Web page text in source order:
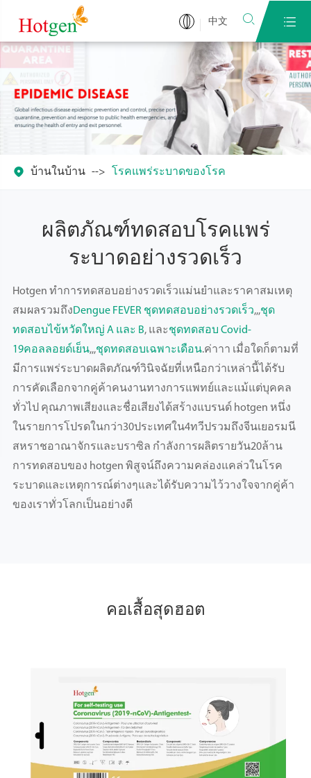
中文  
 บ้านในบ้าน โรคแพร่ระบาดของโรค
ผลิตภัณฑ์ทดสอบโรคแพร่
ระบาดอย่างรวดเร็ว
Hotgen ทำการทดสอบอย่างรวดเร็วแม่นยำและราคาสมเหตุ
สมผลรวมถึงDengue FEVER ชุดทดสอบอย่างรวดเร็ว,,,ชุด
ทดสอบไข้หวัดใหญ่ A และ B, และชุดทดสอบ Covid-
19คอลลอยด์เย็น,,,ชุดทดสอบเฉพาะเดือน.ค่าาา เมื่อใดก็ตามที่
มีการแพร่ระบาดผลิตภัณฑ์วินิจฉัยที่เหนือกว่าเหล่านี้ได้รับ
การคัดเลือกจากคู่ค้าคนงานทางการแพทย์และแม้แต่บุคคล
ทั่วไป คุณภาพเสียงและชื่อเสียงได้สร้างแบรนด์ hotgen หนึ่ง
ในรายการโปรดในกว่า30ประเทศใน4ทวีปรวมถึงจีนเยอรมนี
สหราชอาณาจักรและบราซิล กำลังการผลิตรายวัน20ล้าน
การทดสอบของ hotgen พิสูจน์ถึงความคล่องแคล่วในโรค
ระบาดและเหตุการณ์ต่างๆและได้รับความไว้วางใจจากคู่ค้า
ของเราทั่วโลกเป็นอย่างดี
คอเสื้อสุดฮอต